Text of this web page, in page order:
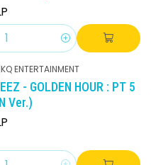
KQ ENTERTAINMENT
- GOLDEN HOUR : PT 5
Ver.)